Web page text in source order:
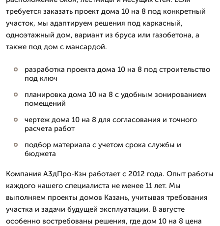
требуется заказать проект дома 10 на 8 под конкретный
участок, мы адаптируем решения под каркасный,
одноэтажный дом, вариант из бруса или газобетона, а
также под дом с мансардой.
разработка проекта дома 10 на 8 под строительство
под ключ
планировка дома 10 на 8 с удобным зонированием
помещений
чертеж дома 10 на 8 для согласования и точного
расчета работ
подбор материала с учетом срока службы и
бюджета
Компания А3дПро-Кзн работает с 2012 года. Опыт работы
каждого нашего специалиста не менее 11 лет. Мы
выполняем проекты домов Казань, учитывая требования
участка и задачи будущей эксплуатации. В августе
особенно востребованы решения, где дом 10 на 8 цена